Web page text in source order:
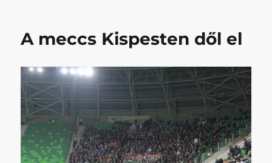
A meccs Kispesten dől el